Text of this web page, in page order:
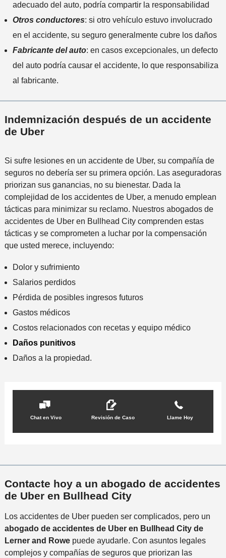
adecuado del auto, podría compartir la responsabilidad
Otros conductores: si otro vehículo estuvo involucrado
en el accidente, su seguro generalmente cubre los daños
Fabricante del auto: en casos excepcionales, un defecto
del auto podría causar el accidente, lo que responsabiliza
al fabricante.
Indemnización después de un accidente
de Uber
Si sufre lesiones en un accidente de Uber, su compañía de
seguros no debería ser su primera opción. Las aseguradoras
priorizan sus ganancias, no su bienestar. Dada la
complejidad de los accidentes de Uber, a menudo emplean
tácticas para minimizar su reclamo. Nuestros abogados de
accidentes de Uber en Bullhead City comprenden estas
tácticas y se comprometen a luchar por la compensación
que usted merece, incluyendo:
Dolor y sufrimiento
Salarios perdidos
Pérdida de posibles ingresos futuros
Gastos médicos
Costos relacionados con recetas y equipo médico
Daños punitivos
Daños a la propiedad.
Chat en Vivo Revisión de Caso Llame Hoy
Contacte hoy a un abogado de accidentes
de Uber en Bullhead City
Los accidentes de Uber pueden ser complicados, pero un
abogado de accidentes de Uber en Bullhead City de
Lerner and Rowepuede ayudarle. Con asuntos legales
complejos y compañías de seguros que priorizan las